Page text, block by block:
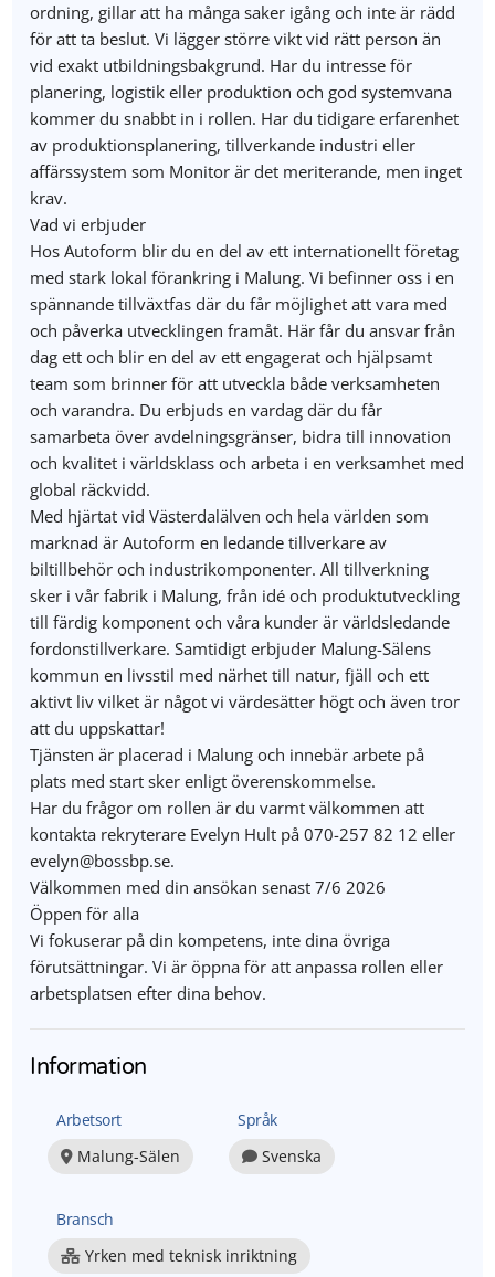
ordning, gillar att ha många saker igång och inte är rädd
för att ta beslut. Vi lägger större vikt vid rätt person än
vid exakt utbildningsbakgrund. Har du intresse för
planering, logistik eller produktion och god systemvana
kommer du snabbt in i rollen. Har du tidigare erfarenhet
av produktionsplanering, tillverkande industri eller
affärssystem som Monitor är det meriterande, men inget
krav.
Vad vi erbjuder
Hos Autoform blir du en del av ett internationellt företag
med stark lokal förankring i Malung. Vi befinner oss i en
spännande tillväxtfas där du får möjlighet att vara med
och påverka utvecklingen framåt. Här får du ansvar från
dag ett och blir en del av ett engagerat och hjälpsamt
team som brinner för att utveckla både verksamheten
och varandra. Du erbjuds en vardag där du får
samarbeta över avdelningsgränser, bidra till innovation
och kvalitet i världsklass och arbeta i en verksamhet med
global räckvidd.
Med hjärtat vid Västerdalälven och hela världen som
marknad är Autoform en ledande tillverkare av
biltillbehör och industrikomponenter. All tillverkning
sker i vår fabrik i Malung, från idé och produktutveckling
till färdig komponent och våra kunder är världsledande
fordonstillverkare. Samtidigt erbjuder Malung-Sälens
kommun en livsstil med närhet till natur, fjäll och ett
aktivt liv vilket är något vi värdesätter högt och även tror
att du uppskattar!
Tjänsten är placerad i Malung och innebär arbete på
plats med start sker enligt överenskommelse.
Har du frågor om rollen är du varmt välkommen att
kontakta rekryterare Evelyn Hult på 070-257 82 12 eller
evelyn@bossbp.se.
Välkommen med din ansökan senast 7/6 2026
Öppen för alla
Vi fokuserar på din kompetens, inte dina övriga
förutsättningar. Vi är öppna för att anpassa rollen eller
arbetsplatsen efter dina behov.
Information
Arbetsort
Malung-Sälen
Språk
Svenska
Bransch
Yrken med teknisk inriktning